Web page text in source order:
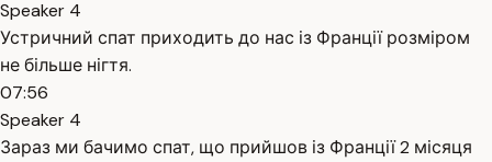
Speaker 4
Устричний спат приходить до нас із Франції розміром
не більше нігтя.
07:56
Speaker 4
Зараз ми бачимо спат, що прийшов із Франції 2 місяця